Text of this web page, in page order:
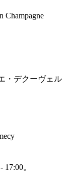
Champagne
・デクーヴェル
。